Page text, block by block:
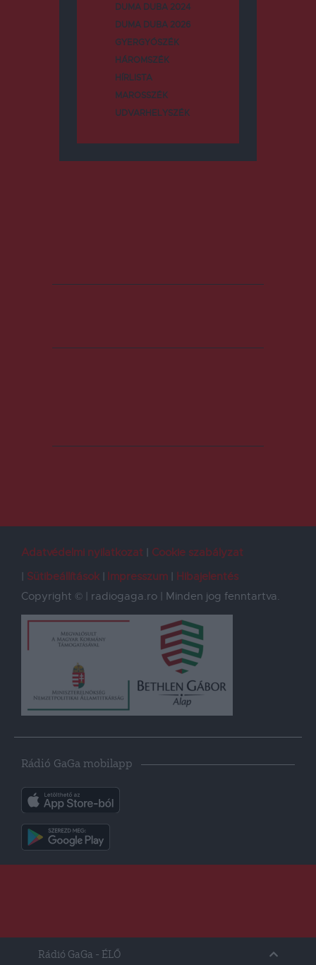
DUMA DUBA 2024
DUMA DUBA 2026
GYERGYÓSZÉK
HÁROMSZÉK
HÍRLISTA
MAROSSZÉK
UDVARHELYSZÉK
Adatvédelmi nyilatkozat
Cookie szabályzat
Sütibeállítások
Impresszum
Hibajelentés
Copyright © | radiogaga.ro | Minden jog fenntartva.
Rádió GaGa mobilapp
Rádió GaGa - ÉLŐ